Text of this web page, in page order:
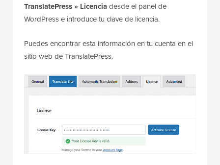
TranslatePress » Licenciadesde el panel de
WordPress e introduce tu clave de licencia.
Puedes encontrar esta información en tu cuenta en el
sitio web de TranslatePress.